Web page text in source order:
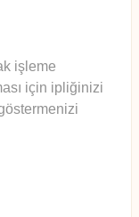
işleme
için ipliğinizi